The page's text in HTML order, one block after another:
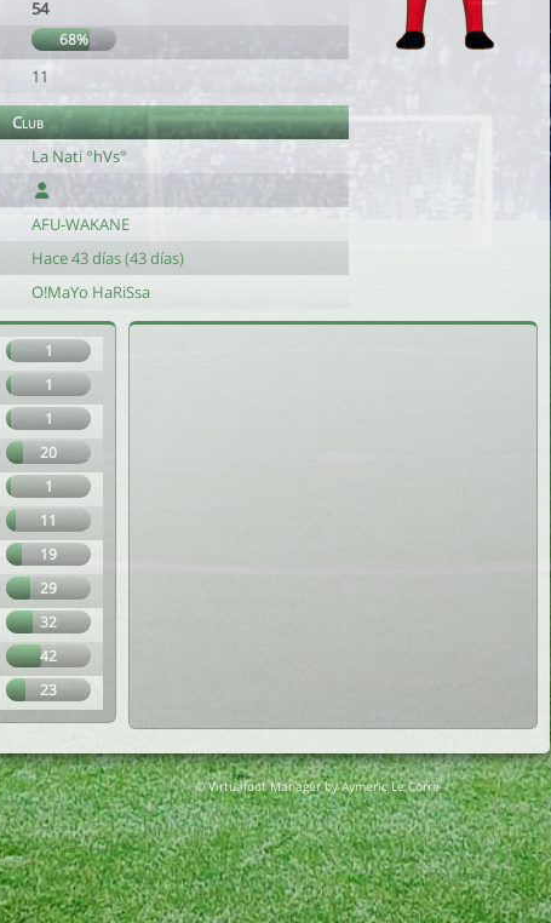
54
68%
11
Club
La Nati °hVs°
AFU-WAKANE
Hace 43 días (43 días)
O!MaYo HaRiSsa
1
1
1
20
1
11
19
29
32
42
23
© Virtuafoot Manager by Aymeric Le Corre